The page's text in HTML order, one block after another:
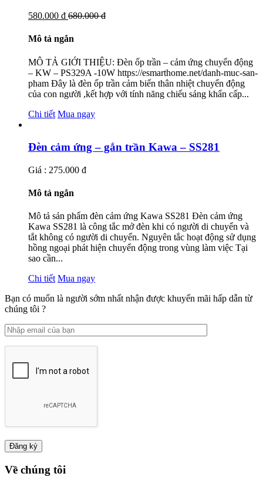
580.000 đ 680.000 đ
Mô tả ngắn
MÔ TẢ GIỚI THIỆU: Đèn ốp trần – cảm ứng chuyển động
– KW – PS329A -10W https://esmarthome.net/danh-muc-san-
pham Đây là đèn ốp trần cảm biến thân nhiệt chuyển động
của con người ,kết hợp với tính năng chiếu sáng khẩn cấp...
Chi tiết Mua ngay
Đèn cảm ứng – gắn trần Kawa – SS281
Giá : 275.000 đ
Mô tả ngắn
Mô tả sản phẩm đèn cảm ứng Kawa SS281 Đèn cảm ứng
Kawa SS281 là công tắc mở đèn khi có người di chuyển và
tắt không có người di chuyển. Nguyên tắc hoạt động sử dụng
hồng ngoại phát hiện chuyển động trong vùng làm việc Tại
sao cần...
Chi tiết Mua ngay
Bạn có muốn là người sớm nhất nhận được khuyến mãi hấp dẫn từ
chúng tôi ?
Về chúng tôi